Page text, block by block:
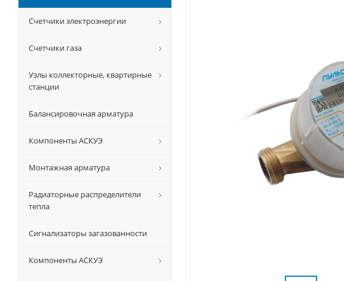
Счетчики электроэнергии
Счетчики газа
Узлы коллекторные, квартирные
станции
Балансировочная арматура
Компоненты АСКУЭ
Монтажная арматура
Радиаторные распределители
тепла
Сигнализаторы загазованности
Компоненты АСКУЭ